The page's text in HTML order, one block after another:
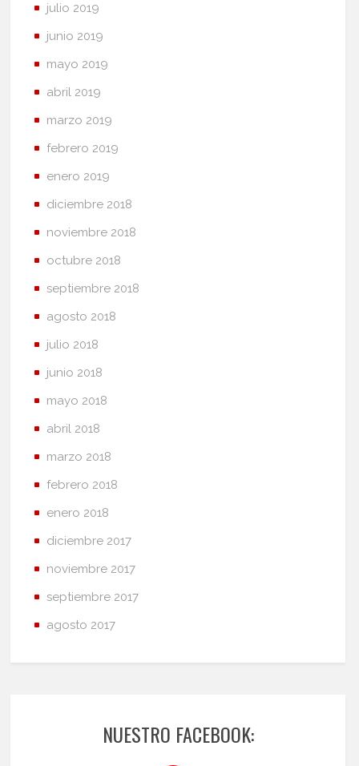
julio 2019
junio 2019
mayo 2019
abril 2019
marzo 2019
febrero 2019
enero 2019
diciembre 2018
noviembre 2018
octubre 2018
septiembre 2018
agosto 2018
julio 2018
junio 2018
mayo 2018
abril 2018
marzo 2018
febrero 2018
enero 2018
diciembre 2017
noviembre 2017
septiembre 2017
agosto 2017
NUESTRO FACEBOOK: